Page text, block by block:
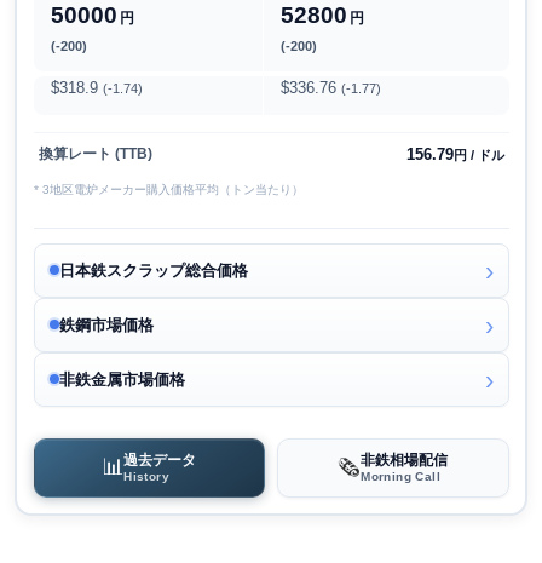
50000 円
(-200)
52800 円
(-200)
$318.9 (-1.74) $336.76 (-1.77)
換算レート (TTB) 156.79円 / ドル
* 3地区電炉メーカー購入価格平均（トン当たり）
日本鉄スクラップ総合価格
鉄鋼市場価格
非鉄金属市場価格
📊過去データ
History 🗞️非鉄相場配信
Morning Call